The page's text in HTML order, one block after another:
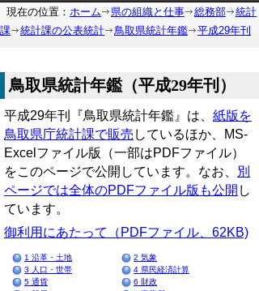
現在の位置： ホーム 県の組織と仕事 総務部
統計
課
統計課の公表統計 鳥取県統計年鑑 平成29年刊
鳥取県統計年鑑（平成29年刊）
平成29年刊『鳥取県統計年鑑』は、 紙版を
鳥取県庁統計課で販売 しているほか、MS-
Excelファイル版（一部はPDFファイル）
をこのページで公開しています。なお、
別
ページでは全体のPDFファイル版も公開 し
ています。
御利用にあたって（PDFファイル、62KB)
1 沿革・土地
2 気象
3 人口・世帯
4 県民経済計算
5 通貨
6 財政